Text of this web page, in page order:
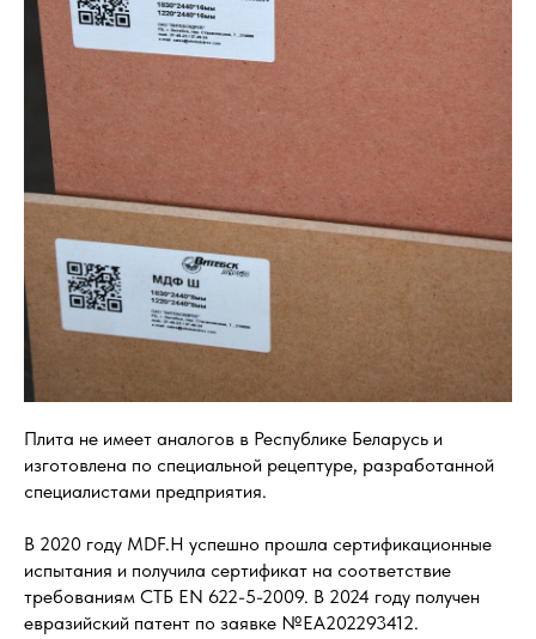
Плита не имеет аналогов в Республике Беларусь и
изготовлена по специальной рецептуре, разработанной
специалистами предприятия.
В 2020 году MDF.H успешно прошла сертификационные
испытания и получила сертификат на соответствие
требованиям СТБ ЕN 622-5-2009. В 2024 году получен
евразийский патент по заявке №ЕА202293412.